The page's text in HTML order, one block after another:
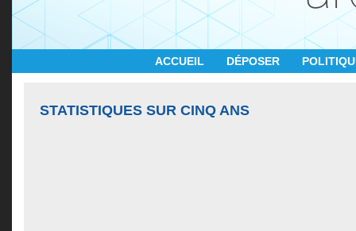
ACCUEIL DÉPOSER
STATISTIQUES SUR CINQ ANS